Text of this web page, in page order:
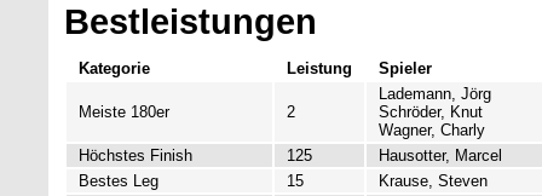
Bestleistungen
Kategorie Leistung Spieler
Meiste 180er 2
Lademann, Jörg
Schröder, Knut
Wagner, Charly
Höchstes Finish
125
Hausotter, Marcel
Bestes Leg
15
Krause, Steven